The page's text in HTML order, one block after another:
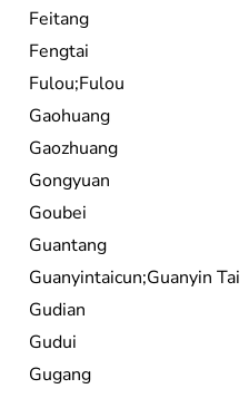
Feitang
Fengtai
Fulou;Fulou
Gaohuang
Gaozhuang
Gongyuan
Goubei
Guantang
Guanyintaicun;Guanyin Tai
Gudian
Gudui
Gugang